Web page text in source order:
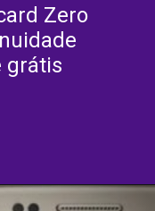
Zero
grátis